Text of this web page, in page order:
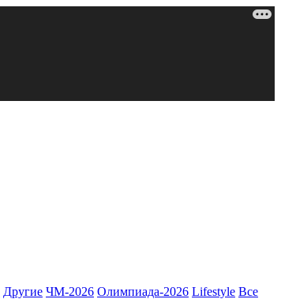
Другие ЧМ-2026 Олимпиада-2026 Lifestyle Все